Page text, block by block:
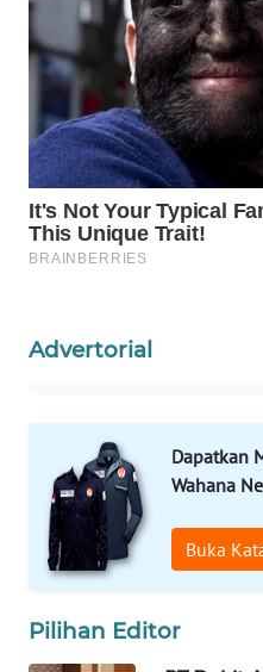
Advertorial
Dapatkan
Wahana
Buka
Pilihan Editor
OTOMOTIF
WAHANA
HEALTH
WAHANA
DESA
WISATA
Wahana
KONSUMEN
LISTRIK
MASYARAKAT
KELISTRIKAN
WALINKI